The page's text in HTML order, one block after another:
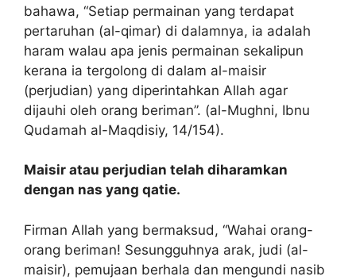
bahawa, “Setiap permainan yang terdapat
pertaruhan (al-qimar) di dalamnya, ia adalah
haram walau apa jenis permainan sekalipun
kerana ia tergolong di dalam al-maisir
(perjudian) yang diperintahkan Allah agar
dijauhi oleh orang beriman”. (al-Mughni, Ibnu
Qudamah al-Maqdisiy, 14/154).
Maisir atau perjudian telah diharamkan
dengan nas yang qatie.
Firman Allah yang bermaksud, “Wahai orang-
orang beriman! Sesungguhnya arak, judi (al-
maisir), pemujaan berhala dan mengundi nasib